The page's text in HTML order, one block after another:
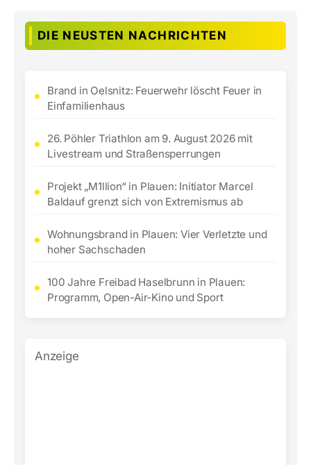
DIE NEUSTEN NACHRICHTEN
Brand in Oelsnitz: Feuerwehr löscht Feuer in
Einfamilienhaus
26. Pöhler Triathlon am 9. August 2026 mit
Livestream und Straßensperrungen
Projekt „M1llion“ in Plauen: Initiator Marcel
Baldauf grenzt sich von Extremismus ab
Wohnungsbrand in Plauen: Vier Verletzte und
hoher Sachschaden
100 Jahre Freibad Haselbrunn in Plauen:
Programm, Open-Air-Kino und Sport
Anzeige